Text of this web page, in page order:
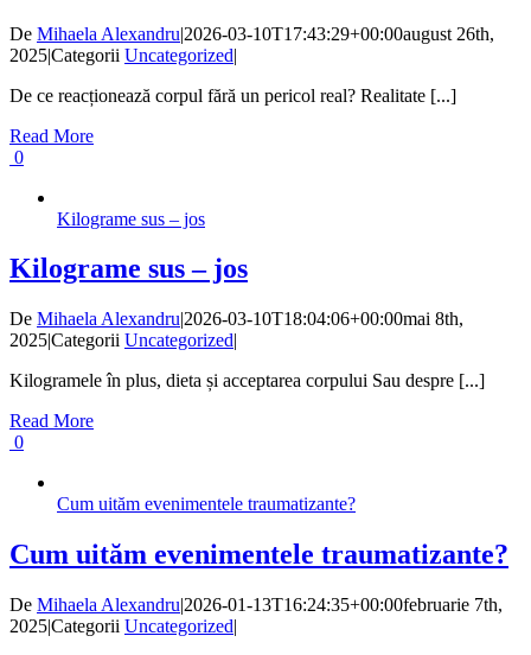
De Mihaela Alexandru|2026-03-10T17:43:29+00:00august 26th,
2025|Categorii Uncategorized|
De ce reacționează corpul fără un pericol real? Realitate [...]
Read More
0
Kilograme sus – jos
Kilograme sus – jos
De Mihaela Alexandru|2026-03-10T18:04:06+00:00mai 8th,
2025|Categorii Uncategorized|
Kilogramele în plus, dieta și acceptarea corpului Sau despre [...]
Read More
0
Cum uităm evenimentele traumatizante?
Cum uităm evenimentele traumatizante?
De Mihaela Alexandru|2026-01-13T16:24:35+00:00februarie 7th,
2025|Categorii Uncategorized|